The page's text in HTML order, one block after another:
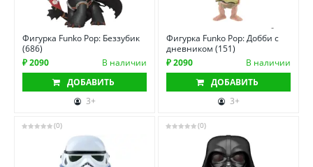
Фигурка Funko Pop: Беззубик
(686)
₽ 2090
В наличии
ДОБАВИТЬ
3+
Фигурка Funko Pop: Добби с
дневником (151)
₽ 2090
В наличии
ДОБАВИТЬ
3+
(0) (0)